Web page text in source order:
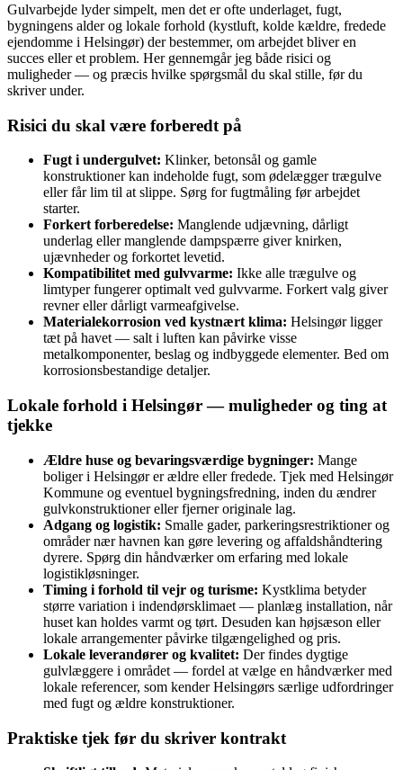
Gulvarbejde lyder simpelt, men det er ofte underlaget, fugt,
bygningens alder og lokale forhold (kystluft, kolde kældre, fredede
ejendomme i Helsingør) der bestemmer, om arbejdet bliver en
succes eller et problem. Her gennemgår jeg både risici og
muligheder — og præcis hvilke spørgsmål du skal stille, før du
skriver under.
Risici du skal være forberedt på
Fugt i undergulvet: Klinker, betonsål og gamle
konstruktioner kan indeholde fugt, som ødelægger trægulve
eller får lim til at slippe. Sørg for fugtmåling før arbejdet
starter.
Forkert forberedelse: Manglende udjævning, dårligt
underlag eller manglende dampspærre giver knirken,
ujævnheder og forkortet levetid.
Kompatibilitet med gulvvarme: Ikke alle trægulve og
limtyper fungerer optimalt ved gulvvarme. Forkert valg giver
revner eller dårligt varmeafgivelse.
Materialekorrosion ved kystnært klima: Helsingør ligger
tæt på havet — salt i luften kan påvirke visse
metalkomponenter, beslag og indbyggede elementer. Bed om
korrosionsbestandige detaljer.
Lokale forhold i Helsingør — muligheder og ting at
tjekke
Ældre huse og bevaringsværdige bygninger: Mange
boliger i Helsingør er ældre eller fredede. Tjek med Helsingør
Kommune og eventuel bygningsfredning, inden du ændrer
gulvkonstruktioner eller fjerner originale lag.
Adgang og logistik: Smalle gader, parkeringsrestriktioner og
områder nær havnen kan gøre levering og affaldshåndtering
dyrere. Spørg din håndværker om erfaring med lokale
logistikløsninger.
Timing i forhold til vejr og turisme: Kystklima betyder
større variation i indendørsklimaet — planlæg installation, når
huset kan holdes varmt og tørt. Desuden kan højsæson eller
lokale arrangementer påvirke tilgængelighed og pris.
Lokale leverandører og kvalitet: Der findes dygtige
gulvlæggere i området — fordel at vælge en håndværker med
lokale referencer, som kender Helsingørs særlige udfordringer
med fugt og ældre konstruktioner.
Praktiske tjek før du skriver kontrakt